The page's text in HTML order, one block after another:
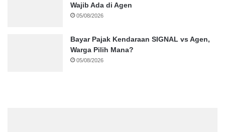
Wajib Ada di Agen
05/08/2026
Bayar Pajak Kendaraan SIGNAL vs Agen,
Warga Pilih Mana?
05/08/2026